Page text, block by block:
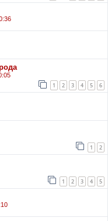
1 2 3 4 5 6
1 2
1 2 3 4 5